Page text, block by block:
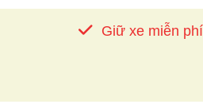
Giữ xe miễn phí